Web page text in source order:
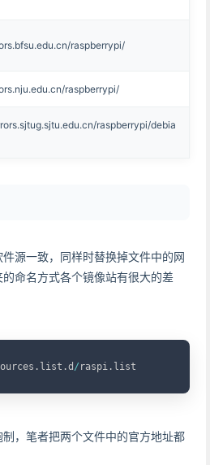
raspberrypi/
raspberrypi/
raspberrypi/debia
源一致，同样时替换掉文件中的网
命名方式各个镜像站有很大的差
. list .d / raspi .
，笔者把两个文件中的官方地址都